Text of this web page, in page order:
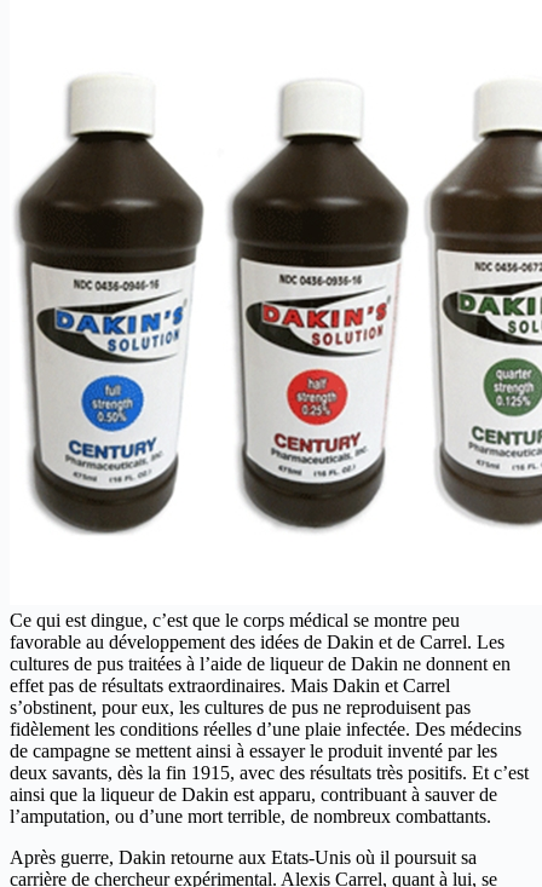
Ce qui est dingue, c’est que le corps médical se montre peu
favorable au développement des idées de Dakin et de Carrel. Les
cultures de pus traitées à l’aide de liqueur de Dakin ne donnent en
effet pas de résultats extraordinaires. Mais Dakin et Carrel
s’obstinent, pour eux, les cultures de pus ne reproduisent pas
fidèlement les conditions réelles d’une plaie infectée. Des médecins
de campagne se mettent ainsi à essayer le produit inventé par les
deux savants, dès la fin 1915, avec des résultats très positifs. Et c’est
ainsi que la liqueur de Dakin est apparu, contribuant à sauver de
l’amputation, ou d’une mort terrible, de nombreux combattants.
Après guerre, Dakin retourne aux Etats-Unis où il poursuit sa
carrière de chercheur expérimental. Alexis Carrel, quant à lui, se